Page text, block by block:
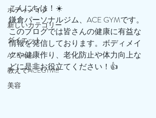
ボディメイク
新しいカテゴリー
ダイエット
ACEnews
教えてACEGYM‼️
美容
こんにちは！☀️
鎌倉パーソナルジム、ACE GYMです。
このブログでは皆さんの健康に有益な
情報を発信しております。ボディメイ
クや健康作り、老化防止や体力向上な
どに是非お役立てください！👍